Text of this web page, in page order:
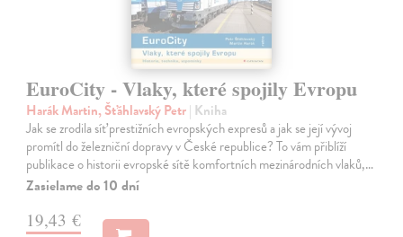
EuroCity - Vlaky, které spojily Evropu
Harák Martin, Šťáhlavský Petr| Kniha
Jak se zrodila síť prestižních evropských expresů a jak se její vývoj
promítl do železniční dopravy v České republice? To vám přiblíží
publikace o historii evropské sítě komfortních mezinárodních vlaků,…
Zasielame do 10 dní
19,43 €